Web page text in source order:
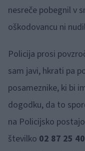
nesreče pobegnil v
oškodovancu ni
Policija prosi
sam javi, hkrati pa
posameznike, ki bi
dogodku, da to
na Policijsko
številko 02 87 25